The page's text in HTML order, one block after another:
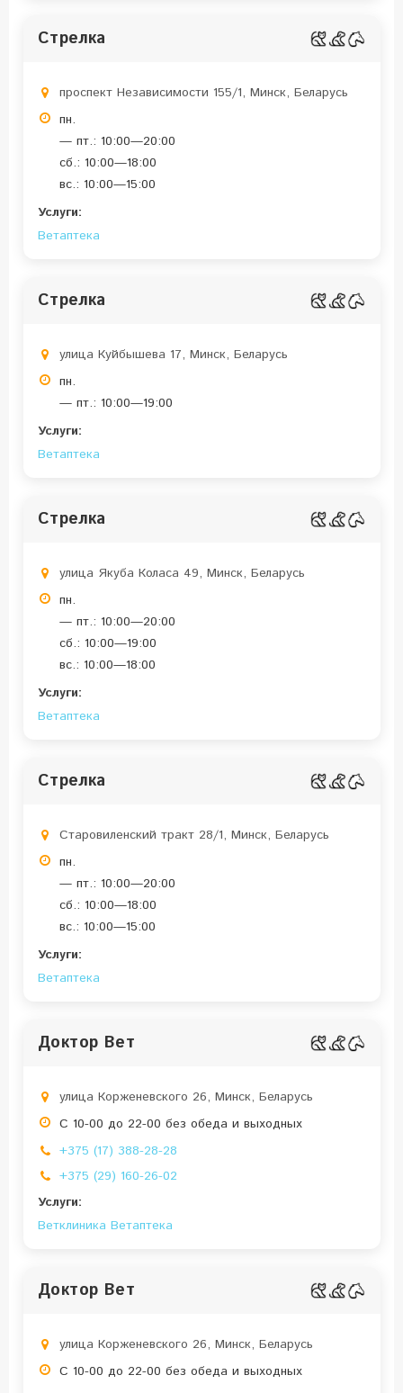
Стрелка
проспект Независимости 155/1, Минск, Беларусь
пн.
— пт.: 10:00—20:00
сб.: 10:00—18:00
вс.: 10:00—15:00
Услуги:
Ветаптека
Стрелка
улица Куйбышева 17, Минск, Беларусь
пн.
— пт.: 10:00—19:00
Услуги:
Ветаптека
Стрелка
улица Якуба Коласа 49, Минск, Беларусь
пн.
— пт.: 10:00—20:00
сб.: 10:00—19:00
вс.: 10:00—18:00
Услуги:
Ветаптека
Стрелка
Старовиленский тракт 28/1, Минск, Беларусь
пн.
— пт.: 10:00—20:00
сб.: 10:00—18:00
вс.: 10:00—15:00
Услуги:
Ветаптека
Доктор Вет
улица Корженевского 26, Минск, Беларусь
С 10-00 до 22-00 без обеда и выходных
+375 (17) 388-28-28
+375 (29) 160-26-02
Услуги:
Ветклиника Ветаптека
Доктор Вет
улица Корженевского 26, Минск, Беларусь
С 10-00 до 22-00 без обеда и выходных